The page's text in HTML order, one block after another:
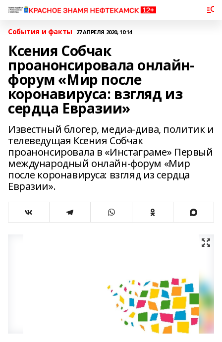
События и факты 27 АПРЕЛЯ 2020, 10:14
Ксения Собчак
проанонсировала онлайн-
форум «Мир после
коронавируса: взгляд из
сердца Евразии»
Известный блогер, медиа-дива, политик и
телеведущая Ксения Собчак
проанонсировала в «Инстаграме» Первый
международный онлайн-форум «Мир
после коронавируса: взгляд из сердца
Евразии».